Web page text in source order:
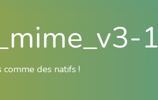
1
comme des natifs !